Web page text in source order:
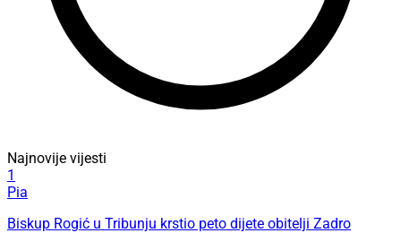
Najnovije vijesti
1
Pia
Biskup Rogić u Tribunju krstio peto dijete obitelji Zadro